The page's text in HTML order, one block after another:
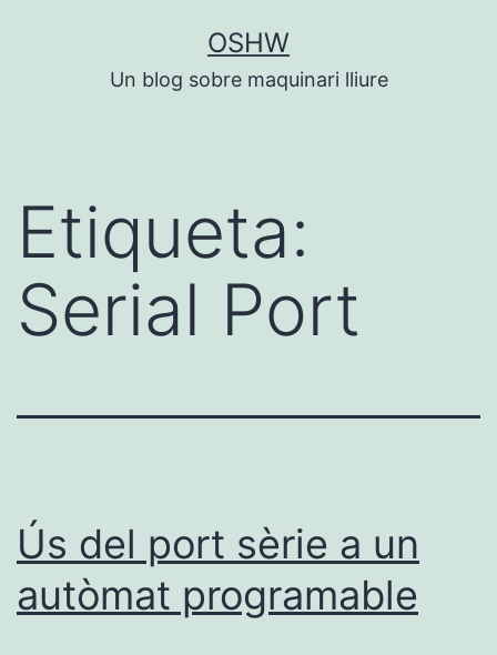
OSHW
Un blog sobre maquinari lliure
Etiqueta:
Serial Port
Ús del port sèrie a un
autòmat programable